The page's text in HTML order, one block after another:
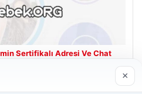
Sertifikalı Adresi Ve Chat
×